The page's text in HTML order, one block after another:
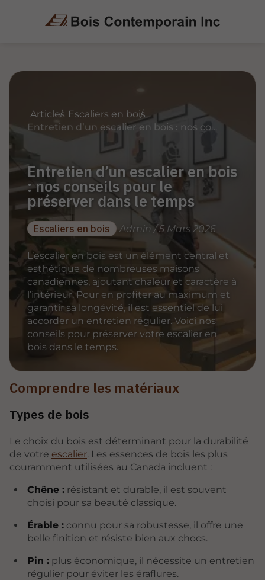
Articles Escaliers en bois
Entretien d’un escalier en bois : nos conseils pour le préserver dans le temps
Entretien d’un escalier en bois
: nos conseils pour le
préserver dans le temps
Escaliers en bois Admin / 5 Mars 2026
L’escalier en bois est un élément central et
esthétique de nombreuses maisons
canadiennes, ajoutant chaleur et caractère à
l’intérieur. Pour en profiter au maximum et
garantir sa longévité, il est essentiel de lui
accorder un entretien régulier. Voici nos
conseils pour préserver votre escalier en
bois dans le temps.
Comprendre les matériaux
Types de bois
Le choix du bois est déterminant pour la durabilité
de votre escalier. Les essences de bois les plus
couramment utilisées au Canada incluent :
Chêne :résistant et durable, il est souvent
choisi pour sa beauté classique.
Érable :connu pour sa robustesse, il offre une
belle finition et résiste bien aux chocs.
Pin :plus économique, il nécessite un entretien
régulier pour éviter les éraflures.